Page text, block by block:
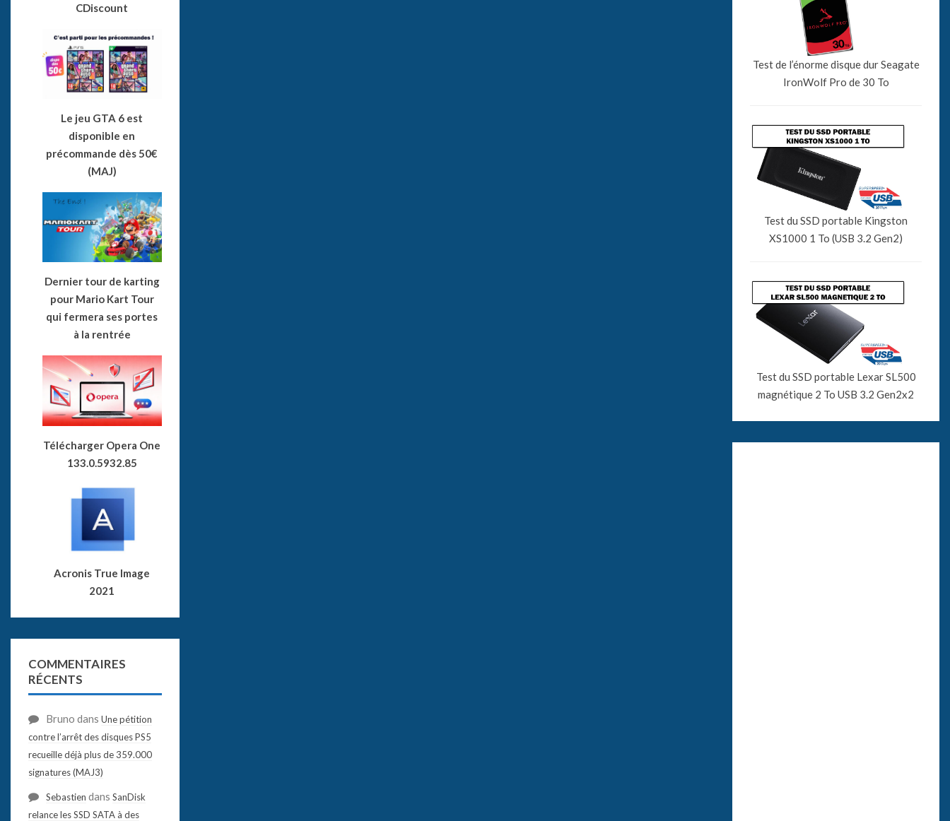
Test de l’énorme disque dur Seagate
IronWolf Pro de 30 To
Test du SSD portable Kingston
XS1000 1 To (USB 3.2 Gen2)
Test du SSD portable Lexar SL500
magnétique 2 To USB 3.2 Gen2x2
CDiscount
Le jeu GTA 6 est
disponible en
précommande dès 50€
(MAJ)
Dernier tour de karting
pour Mario Kart Tour
qui fermera ses portes
à la rentrée
Télécharger Opera One
133.0.5932.85
Acronis True Image
2021
COMMENTAIRES
RÉCENTS
Bruno dans Une pétition
contre l’arrêt des disques PS5
recueille déjà plus de 359.000
signatures (MAJ3)
Sebastien dans SanDisk
relance les SSD SATA à des